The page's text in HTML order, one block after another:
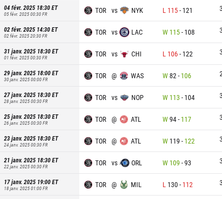
04 févr. 2025 18:30ET
05 févr. 2025 00:30FR TOR vs NYK L 115- 121
02 févr. 2025 14:30ET
02 févr. 2025 20:30FR TOR vs LAC W 115- 108
31 janv. 2025 18:30ET
01 févr. 2025 00:30FR TOR vs CHI L 106- 122
29 janv. 2025 18:00ET
30 janv. 2025 00:00FR TOR @ WAS W82 - 106
27 janv. 2025 18:30ET
28 janv. 2025 00:30FR TOR vs NOP W 113 - 104
25 janv. 2025 18:30ET
26 janv. 2025 00:30FR TOR @ ATL W94- 117
23 janv. 2025 18:30ET
24 janv. 2025 00:30FR TOR @ ATL W 119 - 122
21 janv. 2025 18:30ET
22 janv. 2025 00:30FR TOR vs ORL W 109 -93
17 janv. 2025 19:00ET
18 janv. 2025 01:00FR TOR @ MIL L 130- 112